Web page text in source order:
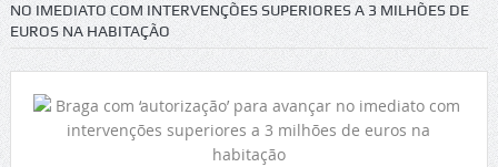
NO IMEDIATO COM INTERVENÇÕES SUPERIORES A 3 MILHÕES DE
EUROS NA HABITAÇÃO